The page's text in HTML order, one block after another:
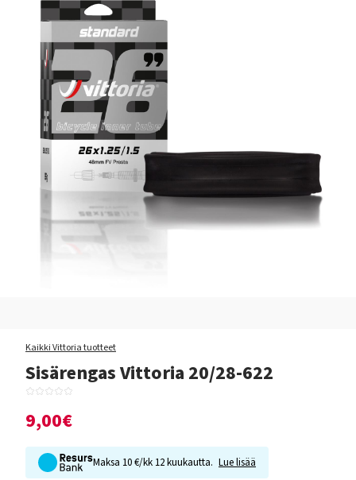
Kaikki Vittoria tuotteet
Sisärengas Vittoria 20/28-622
9,00€
Maksa 10 €/kk 12 kuukautta. Lue lisää